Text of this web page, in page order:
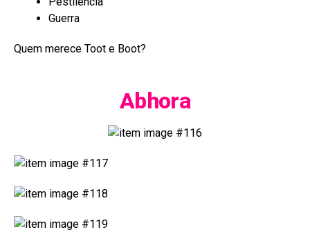
Guerra
Quem merece Toot e Boot?
Abhora